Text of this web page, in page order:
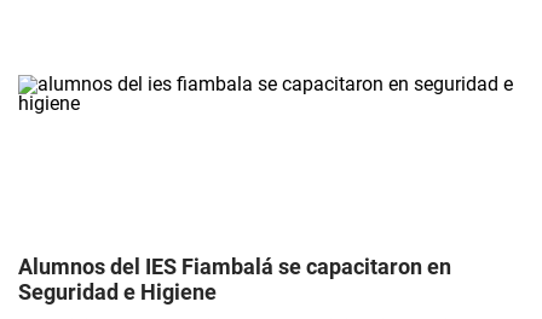
Alumnos del IES Fiambalá se capacitaron en
Seguridad e Higiene